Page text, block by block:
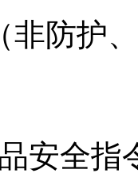
非防护
安全指